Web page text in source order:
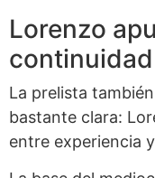
Lorenzo
La prelista
bastante clara:
entre experiencia